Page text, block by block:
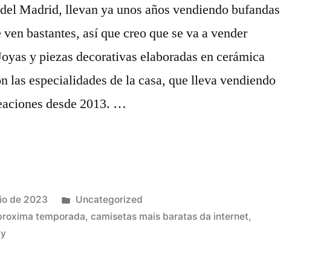
Madrid, llevan ya unos años vendiendo bufandas
bastantes, así que creo que se va a vender
y piezas decorativas elaboradas en cerámica
las especialidades de la casa, que lleva vendiendo
desde 2013. …
de 2023
Publicado
en
Uncategorized
temporada,camisetas mais baratas da internet,